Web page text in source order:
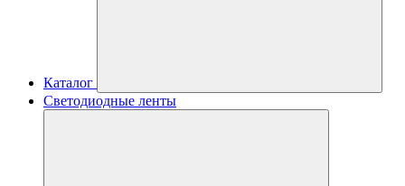
Каталог
Светодиодные ленты